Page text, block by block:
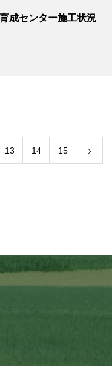
成センター施工状況
13 14 15